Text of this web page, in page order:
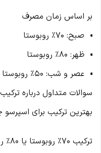
بر اساس زمان مصرف
صبح: 70% روبوستا
ظهر: 80% روبوستا
عصر و شب: 50% روبوستا یا 80% عربیکا
سوالات متداول درباره
بهترین ترکیب برای